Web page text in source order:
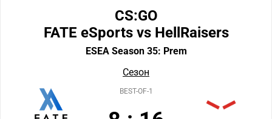
CS:GO
FATE eSports vs HellRaisers
ESEA Season 35: Prem
Сезон
BEST-OF-1